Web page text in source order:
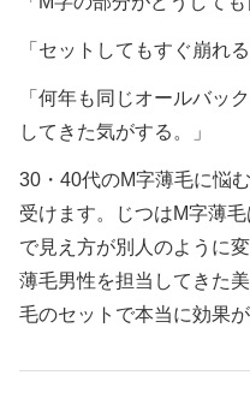
「セットしてもすぐ崩れる
「何年も同じオールバッ
してきた気がする。」
30・40代のM字薄毛に悩
受けます。じつはM字薄
で見え方が別人のように
薄毛男性を担当してきた
毛のセットで本当に効果